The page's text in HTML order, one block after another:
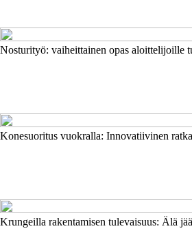
Nosturityö: vaiheittainen opas aloittelijoille
Konesuoritus vuokralla: Innovatiivinen
Krungeilla rakentamisen tulevaisuus: Älä